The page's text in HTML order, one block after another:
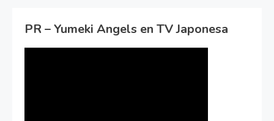
PR – Yumeki Angels en TV Japonesa